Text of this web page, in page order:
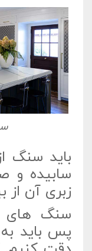
باید سنگ
سابیده و
زبری آن از
سنگ های
پس باید